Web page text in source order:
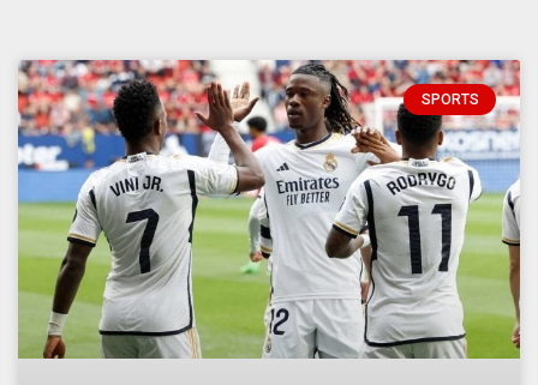
SPORTS